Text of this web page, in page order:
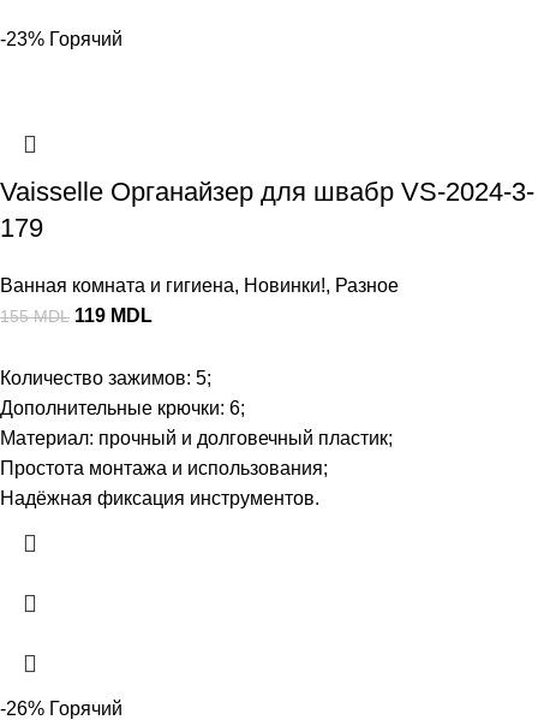
-23% Горячий
Vaisselle Органайзер для швабр VS-2024-3-
179
Ванная комната и гигиена, Новинки!, Разное
155MDL 119 MDL
Количество зажимов: 5;
Дополнительные крючки: 6;
Материал: прочный и долговечный пластик;
Простота монтажа и использования;
Надёжная фиксация инструментов.
-26% Горячий